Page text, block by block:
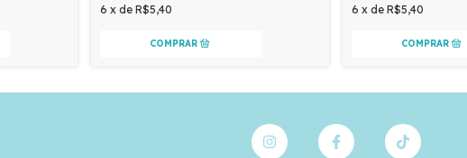
6 x de R$5,40 6 x de R$5,40